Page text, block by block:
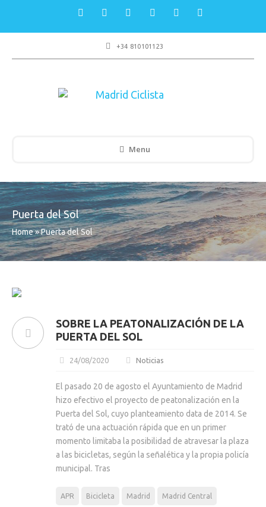
+34 810101123
Menu
Puerta del Sol
Home»Puerta del Sol
SOBRE LA PEATONALIZACIÓN DE LA
PUERTA DEL SOL
24/08/2020 Noticias
El pasado 20 de agosto el Ayuntamiento de Madrid
hizo efectivo el proyecto de peatonalización en la
Puerta del Sol, cuyo planteamiento data de 2014. Se
trató de una actuación rápida que en un primer
momento limitaba la posibilidad de atravesar la plaza
a las bicicletas, según la señalética y la propia policía
municipal. Tras
APR Bicicleta Madrid Madrid Central